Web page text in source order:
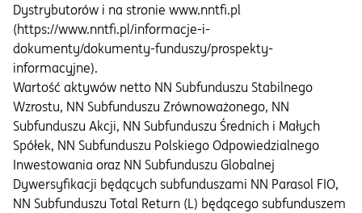
Dystrybutorów i na stronie www.nntfi.pl
(https://www.nntfi.pl/informacje-i-
dokumenty/dokumenty-funduszy/prospekty-
informacyjne).
Wartość aktywów netto NN Subfunduszu Stabilnego
Wzrostu, NN Subfunduszu Zrównoważonego, NN
Subfunduszu Akcji, NN Subfunduszu Średnich i Małych
Spółek, NN Subfunduszu Polskiego Odpowiedzialnego
Inwestowania oraz NN Subfunduszu Globalnej
Dywersyfikacji będących subfunduszami NN Parasol FIO,
NN Subfunduszu Total Return (L) będącego subfunduszem